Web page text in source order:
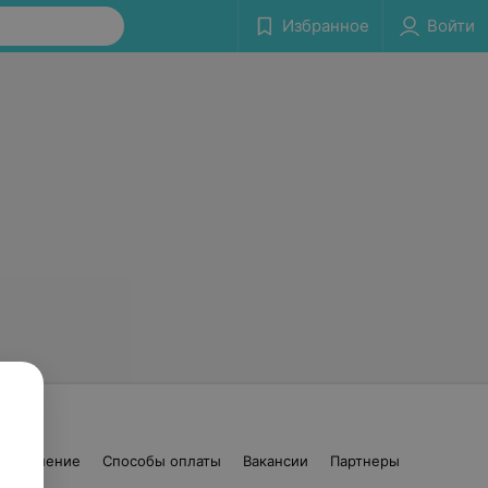
Избранное Войти
Способы оплаты Вакансии
Партнеры